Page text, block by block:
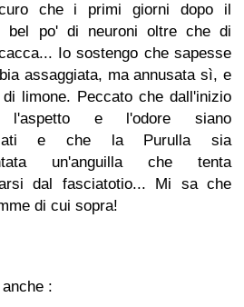
che i primi giorni dopo il
bel po' di neuroni oltre che di
Io sostengo che sapesse
assaggiata, ma annusata sì, e
limone. Peccato che dall'inizio
l'aspetto e l'odore siano
e che la Purulla sia
un'anguilla che tenta
dal fasciatotio... Mi sa che
di cui sopra!
: